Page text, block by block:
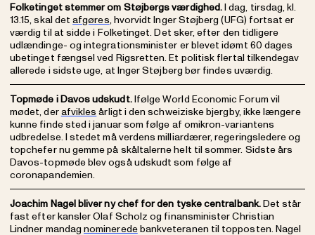
Folketinget stemmer om Støjbergs værdighed.I dag, tirsdag, kl.
13.15, skal detafgøres, hvorvidt Inger Støjberg (UFG) fortsat er
værdig til at sidde i Folketinget. Det sker, efter den tidligere
udlændinge- og integrationsminister er blevet idømt 60 dages
ubetinget fængsel ved Rigsretten. Et politisk flertal tilkendegav
allerede i sidste uge, at Inger Støjberg bør findes uværdig.
Topmøde i Davos udskudt.Ifølge World Economic Forum vil
mødet, derafvikles årligt i den schweiziske bjergby, ikke længere
kunne finde sted i januar som følge af omikron-variantens
udbredelse. I stedet må verdens milliardærer, regeringsledere og
topchefer nu gemme på skåltalerne helt til sommer. Sidste års
Davos-topmøde blev også udskudt som følge af
coronapandemien.
Joachim Nagel bliver ny chef for den tyske centralbank.Det står
fast efter kansler Olaf Scholz og finansminister Christian
Lindner mandagnomineredebankveteranen til topposten. Nagel